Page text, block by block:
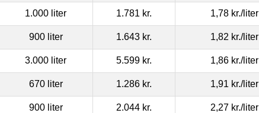
1.000 liter 1.781 kr. 1,78 kr./liter
900 liter 1.643 kr. 1,82 kr./liter
3.000 liter 5.599 kr. 1,86 kr./liter
670 liter 1.286 kr. 1,91 kr./liter
900 liter 2.044 kr. 2,27 kr./liter